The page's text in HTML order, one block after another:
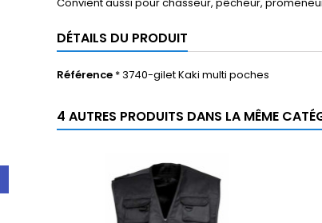
DÉTAILS DU PRODUIT
Référence * 3740-gilet Kaki multi poches
4 AUTRES PRODUITS DANS LA MÊME